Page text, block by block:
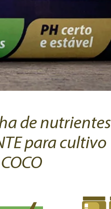
de nutrientes
para cultivo